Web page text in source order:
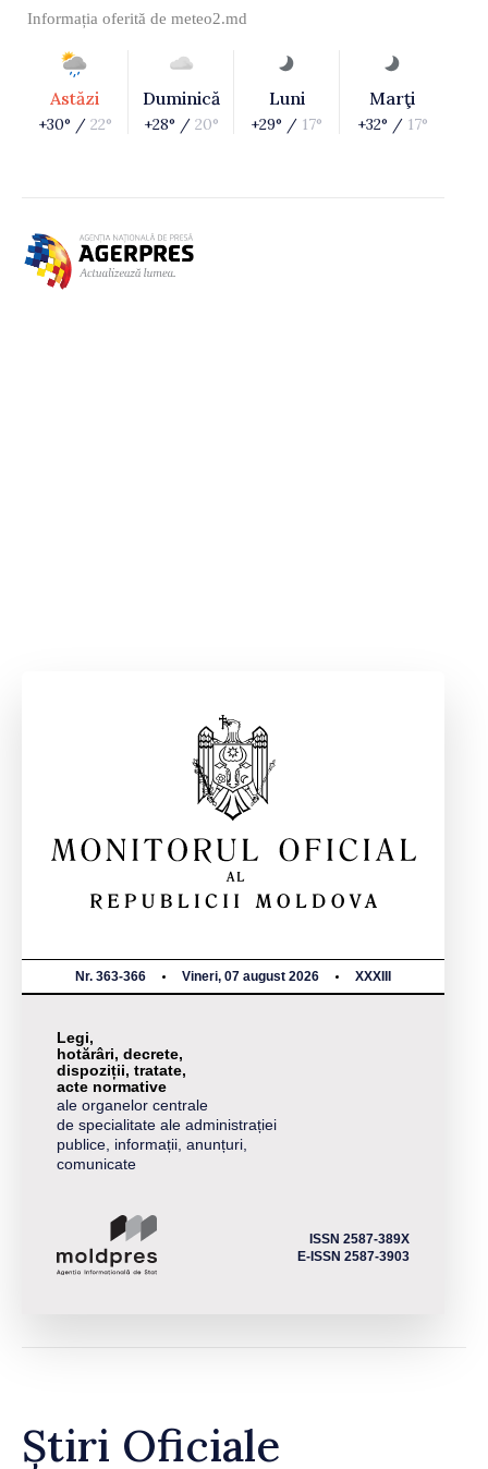
Informația oferită de meteo2.md
Astăzi
+30° / 22°
Duminică
+28° / 20°
Luni
+29° / 17°
Marţi
+32° / 17°
Nr. 363-366 Vineri, 07 august 2026 XXXIII
Legi,
hotărâri, decrete,
dispoziții, tratate,
acte normative
ale organelor centrale
de specialitate ale administrației
publice, informații, anunțuri,
comunicate
ISSN 2587-389X
E-ISSN 2587-3903
Știri Oficiale